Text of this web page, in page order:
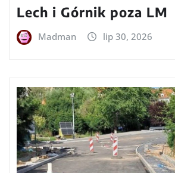
Lech i Górnik poza LM
Madman lip 30, 2026